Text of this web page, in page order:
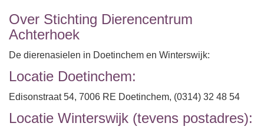
Over Stichting Dierencentrum
Achterhoek
De dierenasielen in Doetinchem en Winterswijk:
Locatie Doetinchem:
Edisonstraat 54, 7006 RE Doetinchem, (0314) 32 48 54
Locatie Winterswijk (tevens postadres):